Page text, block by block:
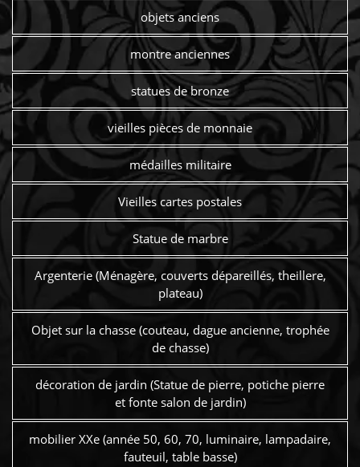
objets anciens
montre anciennes
statues de bronze
vieilles pièces de monnaie
médailles militaire
Vieilles cartes postales
Statue de marbre
Argenterie (Ménagère, couverts dépareillés, theillere,
plateau)
Objet sur la chasse (couteau, dague ancienne, trophée
de chasse)
décoration de jardin (Statue de pierre, potiche pierre
et fonte salon de jardin)
mobilier XXe (année 50, 60, 70, luminaire, lampadaire,
fauteuil, table basse)